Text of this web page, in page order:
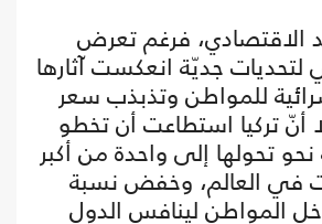
الاقتصادي، فرغم تعرض
لتحديات جديّة انعكست آثارها
للمواطن وتذبذب سعر
إلّا أنّ تركيا استطاعت أن تخطو
تحولها إلى واحدة من أكبر
في العالم، وخفض نسبة
المواطن لينافس الدول